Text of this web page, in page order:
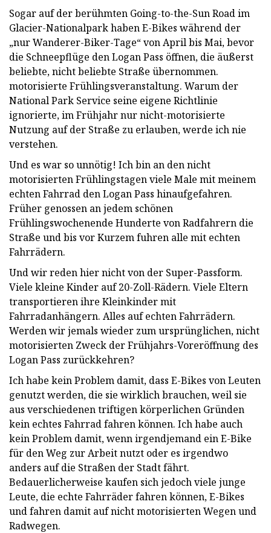
Sogar auf der berühmten Going-to-the-Sun Road im
Glacier-Nationalpark haben E-Bikes während der
„nur Wanderer-Biker-Tage“ von April bis Mai, bevor
die Schneepflüge den Logan Pass öffnen, die äußerst
beliebte, nicht beliebte Straße übernommen.
motorisierte Frühlingsveranstaltung. Warum der
National Park Service seine eigene Richtlinie
ignorierte, im Frühjahr nur nicht-motorisierte
Nutzung auf der Straße zu erlauben, werde ich nie
verstehen.
Und es war so unnötig! Ich bin an den nicht
motorisierten Frühlingstagen viele Male mit meinem
echten Fahrrad den Logan Pass hinaufgefahren.
Früher genossen an jedem schönen
Frühlingswochenende Hunderte von Radfahrern die
Straße und bis vor Kurzem fuhren alle mit echten
Fahrrädern.
Und wir reden hier nicht von der Super-Passform.
Viele kleine Kinder auf 20-Zoll-Rädern. Viele Eltern
transportieren ihre Kleinkinder mit
Fahrradanhängern. Alles auf echten Fahrrädern.
Werden wir jemals wieder zum ursprünglichen, nicht
motorisierten Zweck der Frühjahrs-Voreröffnung des
Logan Pass zurückkehren?
Ich habe kein Problem damit, dass E-Bikes von Leuten
genutzt werden, die sie wirklich brauchen, weil sie
aus verschiedenen triftigen körperlichen Gründen
kein echtes Fahrrad fahren können. Ich habe auch
kein Problem damit, wenn irgendjemand ein E-Bike
für den Weg zur Arbeit nutzt oder es irgendwo
anders auf die Straßen der Stadt fährt.
Bedauerlicherweise kaufen sich jedoch viele junge
Leute, die echte Fahrräder fahren können, E-Bikes
und fahren damit auf nicht motorisierten Wegen und
Radwegen.